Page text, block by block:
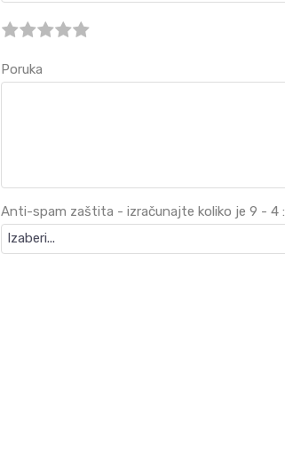
Poruka
Anti-spam zaštita - izračunajte koliko je 9 - 4 :